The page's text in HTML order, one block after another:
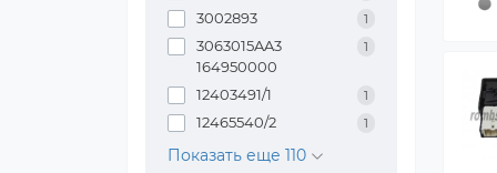
3002893 1
3063015AA3
164950000
1
12403491/1 1
12465540/2 1
Показать еще 110